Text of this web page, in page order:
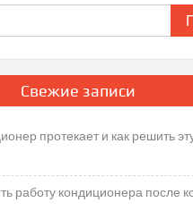
Свежие записи
протекает и как решить
работу кондиционера после